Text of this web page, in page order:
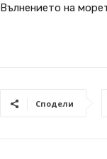
Вълнението на
Сподели